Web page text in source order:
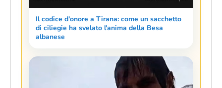
Il codice d'onore a Tirana: come un sacchetto
di ciliegie ha svelato l'anima della Besa
albanese